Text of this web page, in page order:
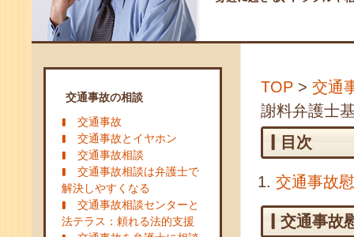
交通事故の相談
交通事故
交通事故とイヤホン
交通事故相談
交通事故相談は弁護士で
解決しやすくなる
交通事故相談センターと
法テラス：頼れる法的支援
TOP > 交通
謝料弁護士
目次
交通事故
交通事故